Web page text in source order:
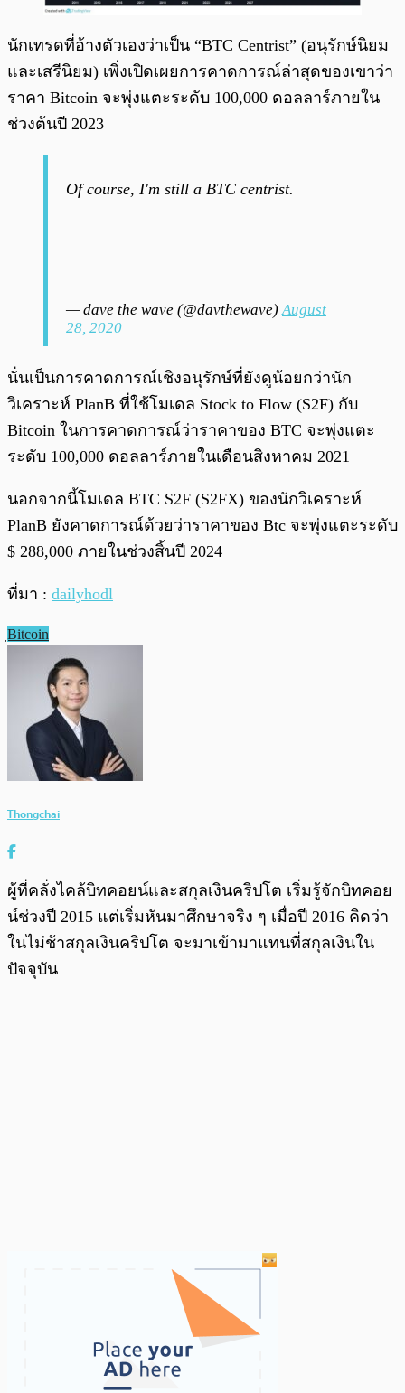
นักเทรดที่อ้างตัวเองว่าเป็น “BTC Centrist” (อนุรักษ์นิยม
และเสรีนิยม) เพิ่งเปิดเผยการคาดการณ์ล่าสุดของเขาว่า
ราคา Bitcoin จะพุ่งแตะระดับ 100,000 ดอลลาร์ภายใน
ช่วงต้นปี 2023
Of course, I'm still a BTC centrist.
— dave the wave (@davthewave)August
28, 2020
นั่นเป็นการคาดการณ์เชิงอนุรักษ์ที่ยังดูน้อยกว่านัก
วิเคราะห์ PlanB ที่ใช้โมเดล Stock to Flow (S2F) กับ
Bitcoin ในการคาดการณ์ว่าราคาของ BTC จะพุ่งแตะ
ระดับ 100,000 ดอลลาร์ภายในเดือนสิงหาคม 2021
นอกจากนี้โมเดล BTC S2F (S2FX) ของนักวิเคราะห์
PlanB ยังคาดการณ์ด้วยว่าราคาของ Btc จะพุ่งแตะระดับ
$ 288,000 ภายในช่วงสิ้นปี 2024
ที่มา : dailyhodl
ฺBitcoin
Thongchai
ผู้ที่คลั่งไคล้บิทคอยน์และสกุลเงินคริปโต เริ่มรู้จักบิทคอย
น์ช่วงปี 2015 แต่เริ่มหันมาศึกษาจริง ๆ เมื่อปี 2016 คิดว่า
ในไม่ช้าสกุลเงินคริปโต จะมาเข้ามาแทนที่สกุลเงินใน
ปัจจุบัน